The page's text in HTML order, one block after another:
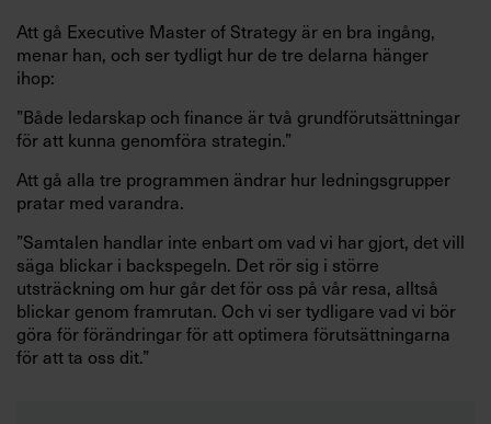
Att gå Executive Master of Strategy är en bra ingång,
menar han, och ser tydligt hur de tre delarna hänger
ihop:
”Både ledarskap och finance är två grundförutsättningar
för att kunna genomföra strategin.”
Att gå alla tre programmen ändrar hur ledningsgrupper
pratar med varandra.
”Samtalen handlar inte enbart om vad vi har gjort, det vill
säga blickar i backspegeln. Det rör sig i större
utsträckning om hur går det för oss på vår resa, alltså
blickar genom framrutan. Och vi ser tydligare vad vi bör
göra för förändringar för att optimera förutsättningarna
för att ta oss dit.”